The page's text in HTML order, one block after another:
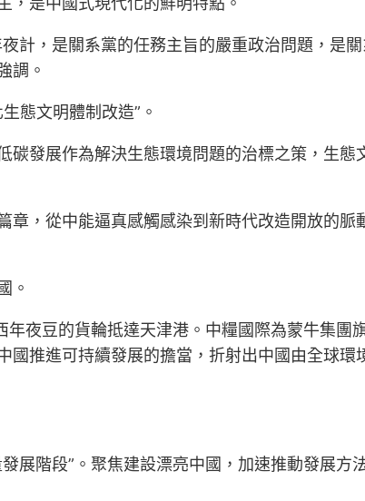
計，是關系黨的任務主旨的嚴重政治問題，是
調。
態文明體制改造”。
發展作為解決生態環境問題的治標之策，生
，從中能逼真感觸感染到新時代改造開放的
。
夜豆的貨輪抵達天津港。中糧國際為蒙牛集
推進可持續發展的擔當，折射出中國由全球
展階段”。聚焦建設漂亮中國，加速推動發展